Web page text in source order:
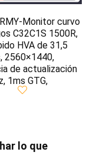
Monitor curvo
C32C1S 1500R,
HVA de 31,5
2560×1440,
de actualización
1ms GTG,
lo que